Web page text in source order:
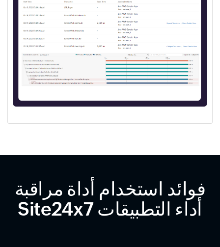
فوائد استخدام أداة مراقبة
أداء التطبيقات Site24x7